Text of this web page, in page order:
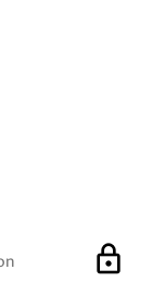
lock